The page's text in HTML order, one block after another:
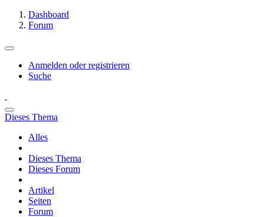
Dashboard
Forum
Anmelden oder registrieren
Suche
Dieses Thema
Alles
Dieses Thema
Dieses Forum
Artikel
Seiten
Forum